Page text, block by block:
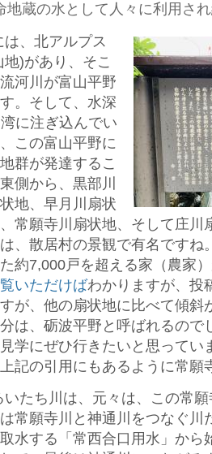
地蔵の水として人々に利用さ
は、北アルプス
)があり、そこ
河川が富山平野
。そして、水深
に注ぎ込んでい
この富山平野に
群が発達するこ
側から、黒部川
地、早月川扇状
常願寺川扇状地、そして庄川
、散居村の景観で有名ですね
た約7,000戸を超える家（農家
いただけばわかりますが、投
が、他の扇状地に比べて傾斜
は、砺波平野と呼ばれるので
学にぜひ行きたいと思ってい
記の引用にもあるように常願
いたち川は、元々は、この常
常願寺川と神通川をつなぐ川
水する「常西合口用水」から